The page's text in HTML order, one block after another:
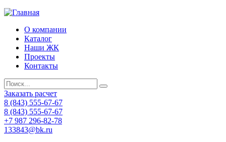
О компании
Каталог
Наши ЖК
Проекты
Контакты
Заказать расчет
8 (843) 555-67-67
8 (843) 555-67-67
+7 987 296-82-78
133843@bk.ru